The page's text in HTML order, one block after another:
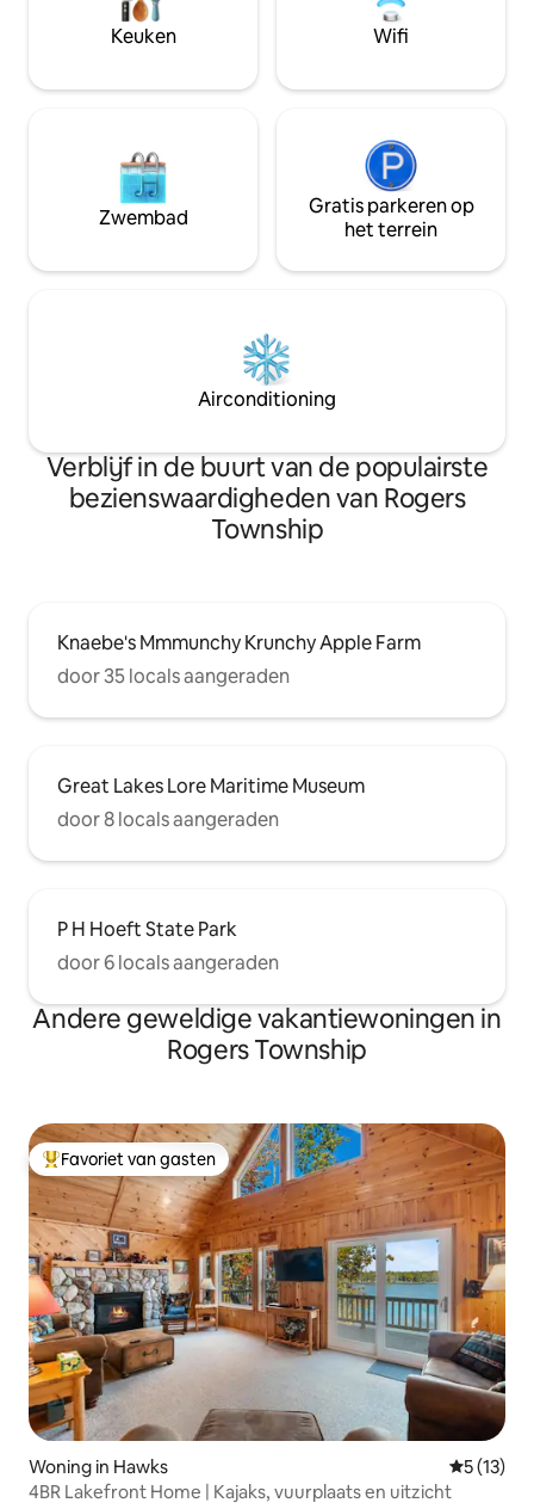
rivier of maak het gezellig bij het vuur
terwijl je naar de platenspeler luistert.
een bakkerij,
Mackinaw op
oever van Lake
Keuken Wifi
Zwembad
Gratis parkeren op
het terrein
Airconditioning
Verblijf in de buurt van de populairste
bezienswaardigheden van Rogers
Township
Knaebe's Mmmunchy Krunchy Apple Farm
door 35 locals aangeraden
Great Lakes Lore Maritime Museum
door 8 locals aangeraden
P H Hoeft State Park
door 6 locals aangeraden
Andere geweldige vakantiewoningen in
Rogers Township
Topfavoriet van gasten
Favoriet van gasten
Woning in Hawks
5 (13)
4BR Lakefront Home | Kajaks, vuurplaats en uitzicht